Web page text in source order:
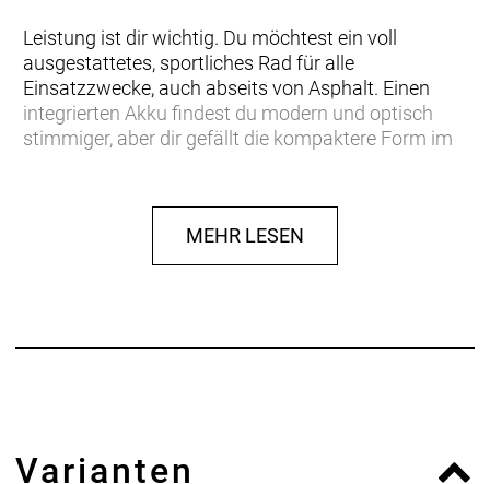
Leistung ist dir wichtig. Du möchtest ein voll
ausgestattetes, sportliches Rad für alle
Einsatzzwecke, auch abseits von Asphalt. Einen
integrierten Akku findest du modern und optisch
stimmiger, aber dir gefällt die kompaktere Form im
Dem Bosch Performance CX geht dank 625 Wh-
Batterie nicht so schnell die Puste aus. Mit der Flow
App hast du Zugriff auf die digitalen Möglichkeiten
Pendlerrad, wenn deine Strecke auch auf und ab
MEHR LESEN
Varianten